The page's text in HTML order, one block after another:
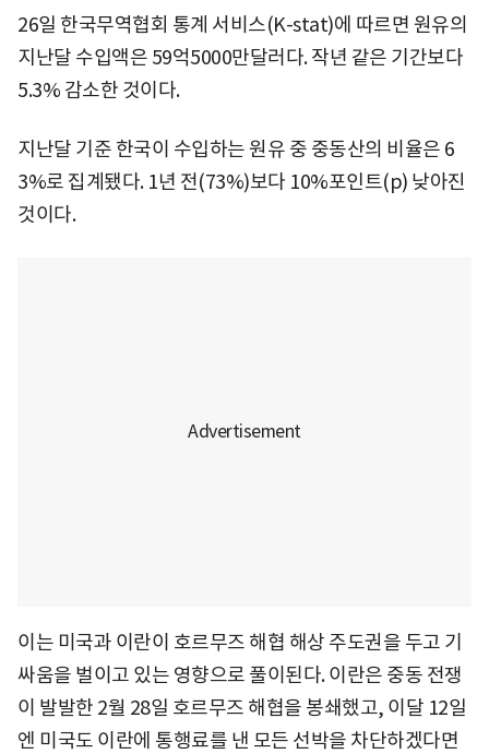
26일 한국무역협회 통계 서비스(K-stat)에 따르면 원유의
지난달 수입액은 59억5000만달러다. 작년 같은 기간보다
5.3% 감소한 것이다.
지난달 기준 한국이 수입하는 원유 중 중동산의 비율은 6
3%로 집계됐다. 1년 전(73%)보다 10%포인트(p) 낮아진
것이다.
이는 미국과 이란이 호르무즈 해협 해상 주도권을 두고 기
싸움을 벌이고 있는 영향으로 풀이된다. 이란은 중동 전쟁
이 발발한 2월 28일 호르무즈 해협을 봉쇄했고, 이달 12일
엔 미국도 이란에 통행료를 낸 모든 선박을 차단하겠다면